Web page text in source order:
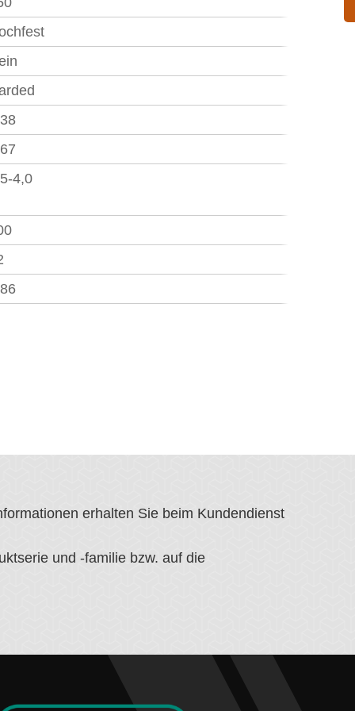
4,0
erhalten Sie beim Kundendienst
und -familie bzw. auf die